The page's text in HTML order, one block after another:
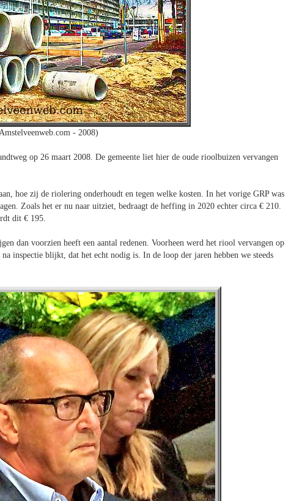
- 2008)
op 26 maart 2008. De gemeente liet hier de oude rioolbuizen vervangen
hoe zij de riolering onderhoudt en tegen welke kosten. In het vorige GRP was
Zoals het er nu naar uitziet, bedraagt de heffing in 2020 echter circa € 210.
dit € 195.
dan voorzien heeft een aantal redenen. Voorheen werd het riool vervangen op
inspectie blijkt, dat het echt nodig is. In de loop der jaren hebben we steeds